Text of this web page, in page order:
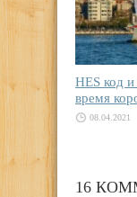
HES код
время
08.04.2021
16